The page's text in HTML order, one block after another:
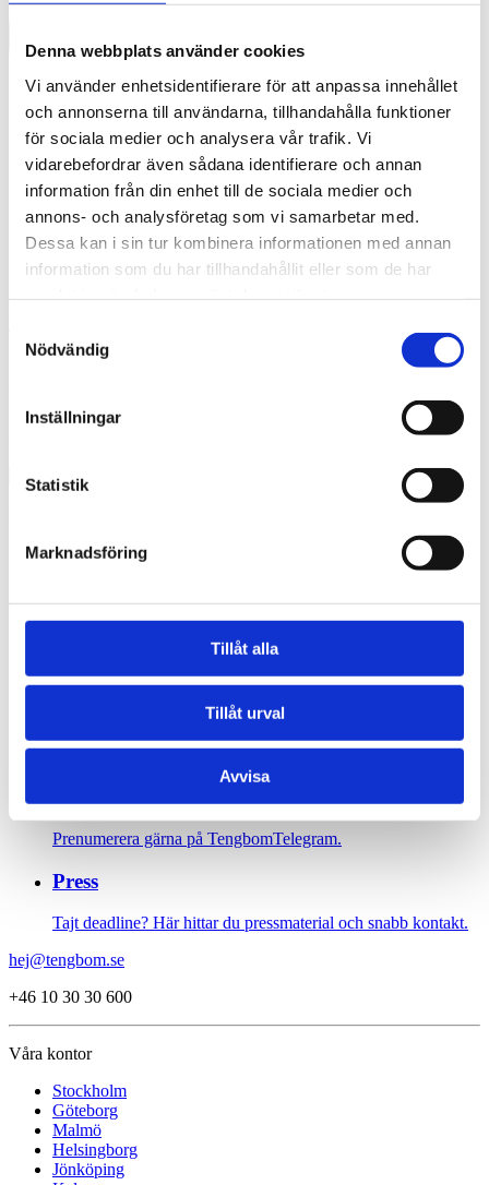
Denna webbplats använder cookies
Vi använder enhetsidentifierare för att anpassa innehållet
och annonserna till användarna, tillhandahålla funktioner
för sociala medier och analysera vår trafik. Vi
vidarebefordrar även sådana identifierare och annan
information från din enhet till de sociala medier och
annons- och analysföretag som vi samarbetar med.
Dessa kan i sin tur kombinera informationen med annan
information som du har tillhandahållit eller som de har
Nödvändig
Inställningar
Statistik
Marknadsföring
Tillåt alla
Tillåt urval
Avvisa
What are you looking for?
Sidfot
Vår historia
1906 tog oss dit vi är idag. Varsågod att förkovra.
Jobba hos oss
gränser med oss. Hör av dig!
Prenumerera gärna på TengbomTelegram.
Press
Tajt deadline? Här hittar du pressmaterial och snabb kontakt.
hej@tengbom.se
+46 10 30 30 600
Våra kontor
Stockholm
Göteborg
Malmö
Helsingborg
Jönköping